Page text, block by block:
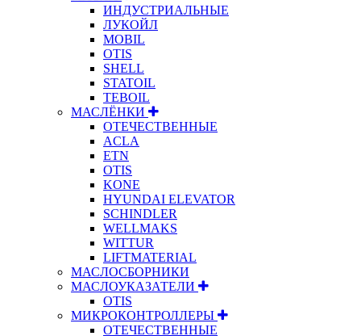
ИНДУСТРИАЛЬНЫЕ
ЛУКОЙЛ
MOBIL
OTIS
SHELL
STATOIL
TEBOIL
МАСЛЁНКИ
ОТЕЧЕСТВЕННЫЕ
ACLA
ETN
OTIS
KONE
HYUNDAI ELEVATOR
SCHINDLER
WELLMAKS
WITTUR
LIFTMATERIAL
МАСЛОСБОРНИКИ
МАСЛОУКАЗАТЕЛИ
OTIS
МИКРОКОНТРОЛЛЕРЫ
ОТЕЧЕСТВЕННЫЕ